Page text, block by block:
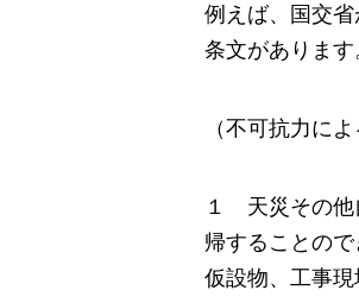
例えば、国交
条文があります
（不可抗力によ
１ 天災その他
帰することの
仮設物、工事